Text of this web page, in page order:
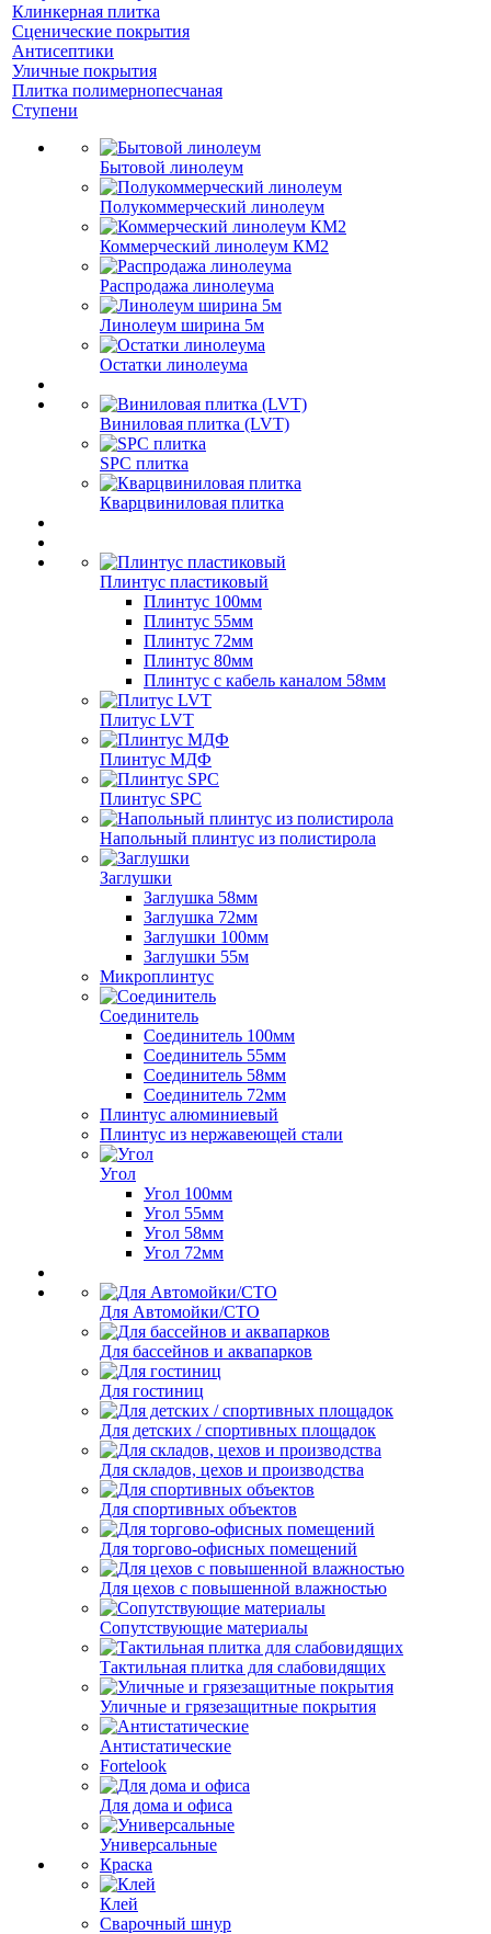
Клинкерная плитка
Сценические покрытия
Антисептики
Уличные покрытия
Плитка полимернопесчаная
Ступени
Бытовой линолеум
Полукоммерческий линолеум
Коммерческий линолеум КМ2
Распродажа линолеума
Линолеум ширина 5м
Остатки линолеума
Виниловая плитка (LVT)
SPC плитка
Кварцвиниловая плитка
Плинтус пластиковый
Плинтус 100мм
Плинтус 55мм
Плинтус 72мм
Плинтус 80мм
Плинтус с кабель каналом 58мм
Плитус LVT
Плинтус МДФ
Плинтус SPC
Напольный плинтус из полистирола
Заглушки
Заглушка 58мм
Заглушка 72мм
Заглушки 100мм
Заглушки 55м
Микроплинтус
Соединитель
Соединитель 100мм
Соединитель 55мм
Соединитель 58мм
Соединитель 72мм
Плинтус алюминиевый
Плинтус из нержавеющей стали
Угол
Угол 100мм
Угол 55мм
Угол 58мм
Угол 72мм
Для Автомойки/СТО
Для бассейнов и аквапарков
Для гостиниц
Для детских / спортивных площадок
Для складов, цехов и производства
Для спортивных объектов
Для торгово-офисных помещений
Для цехов с повышенной влажностью
Сопутствующие материалы
Тактильная плитка для слабовидящих
Уличные и грязезащитные покрытия
Антистатические
Fortelook
Для дома и офиса
Универсальные
Краска
Клей
Сварочный шнур